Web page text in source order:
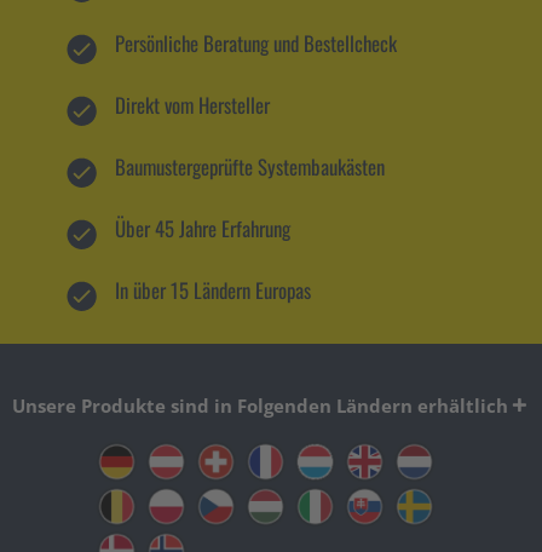
Persönliche Beratung und Bestellcheck
Direkt vom Hersteller
Baumustergeprüfte Systembaukästen
Über 45 Jahre Erfahrung
In über 15 Ländern Europas
Unsere Produkte sind in Folgenden Ländern erhältlich